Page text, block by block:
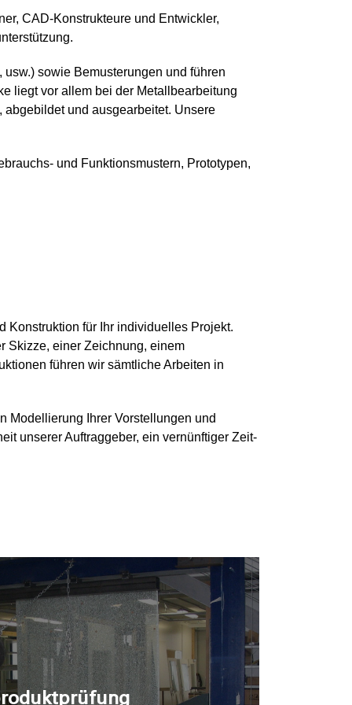
CAD-Konstrukteure und Entwickler,
sowie Bemusterungen und führen
liegt vor allem bei der Metallbearbeitung
und ausgearbeitet. Unsere
und Funktionsmustern, Prototypen,
Konstruktion für Ihr individuelles Projekt.
Skizze, einer Zeichnung, einem
führen wir sämtliche Arbeiten in
Modellierung Ihrer Vorstellungen und
unserer Auftraggeber, ein vernünftiger Zeit-